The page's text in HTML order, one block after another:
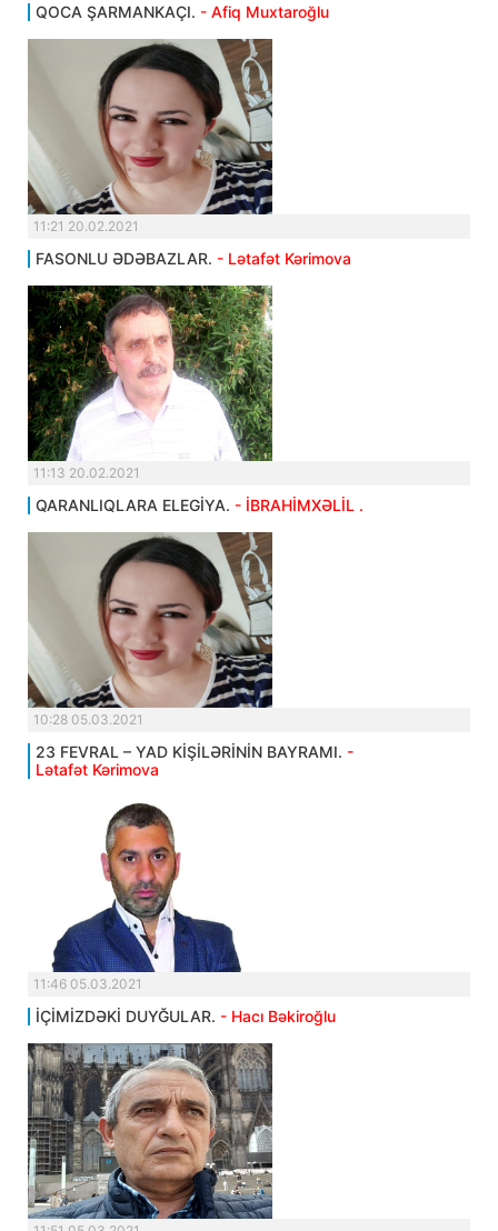
QOCA ŞARMANKAÇI. - Afiq Muxtaroğlu
11:21 20.02.2021
FASONLU ƏDƏBAZLAR. - Lətafət Kərimova
11:13 20.02.2021
QARANLIQLARA ELEGİYA. - İBRAHİMXƏLİL .
10:28 05.03.2021
23 FEVRAL – YAD KİŞİLƏRİNİN BAYRAMI. -
Lətafət Kərimova
11:46 05.03.2021
İÇİMİZDƏKİ DUYĞULAR. - Hacı Bəkiroğlu